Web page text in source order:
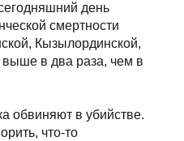
день
смертности
Кызылординской,
выше в два раза, чем в
обвиняют в убийстве.
что-то